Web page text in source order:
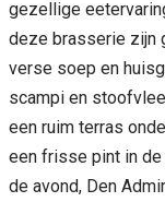
gezellige
deze brasserie zijn
verse soep en
scampi en
een ruim terras
een frisse pint in
de avond, Den